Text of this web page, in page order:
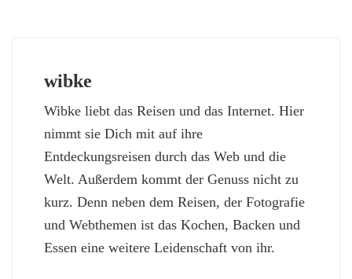
wibke
Wibke liebt das Reisen und das Internet. Hier
nimmt sie Dich mit auf ihre
Entdeckungsreisen durch das Web und die
Welt. Außerdem kommt der Genuss nicht zu
kurz. Denn neben dem Reisen, der Fotografie
und Webthemen ist das Kochen, Backen und
Essen eine weitere Leidenschaft von ihr.